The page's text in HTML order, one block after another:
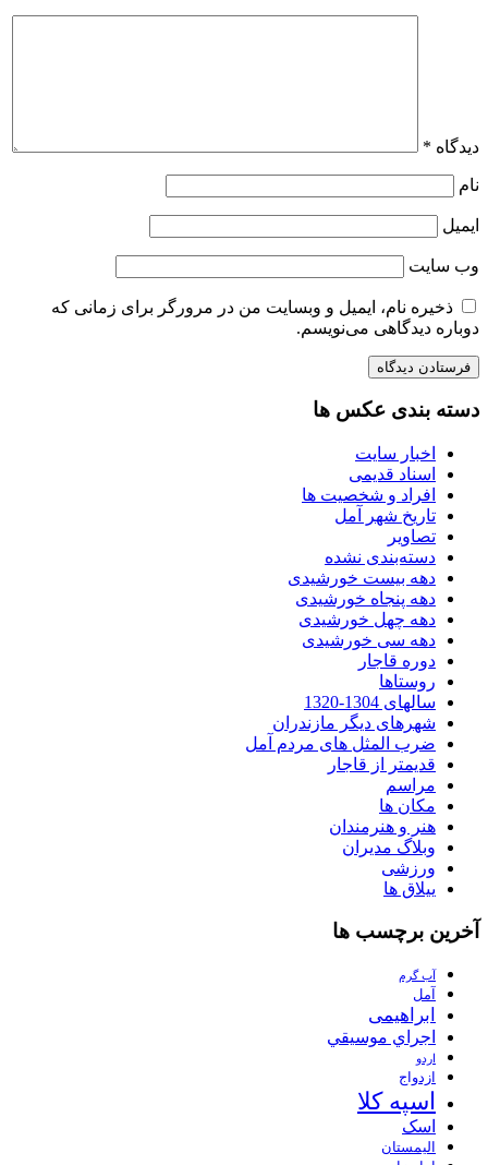
دیدگاه *
نام
ایمیل
وب‌ سایت
ذخیره نام، ایمیل و وبسایت من در مرورگر برای زمانی که
دوباره دیدگاهی می‌نویسم.
دسته بندی عکس ها
اخبار سایت
اسناد قدیمی
افراد و شخصیت ها
تاریخ شهر آمل
تصاویر
دسته‌بندی نشده
دهه بیست خورشیدی
دهه پنجاه خورشیدی
دهه چهل خورشیدی
دهه سی خورشیدی
دوره قاجار
روستاها
سالهای 1304-1320
شهرهای دیگر مازندران
ضرب المثل های مردم آمل
قدیمتر از قاجار
مراسم
مکان ها
هنر و هنرمندان
وبلاگ مدیران
ورزشی
ییلاق ها
آخرین برچسب ها
آب گرم
آمل
ابراهیمی
اجراي موسيقي
اردو
ازدواج
اسپه کلا
اسک
الیمستان